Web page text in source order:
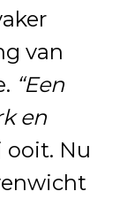
van
“Een
en
Nu